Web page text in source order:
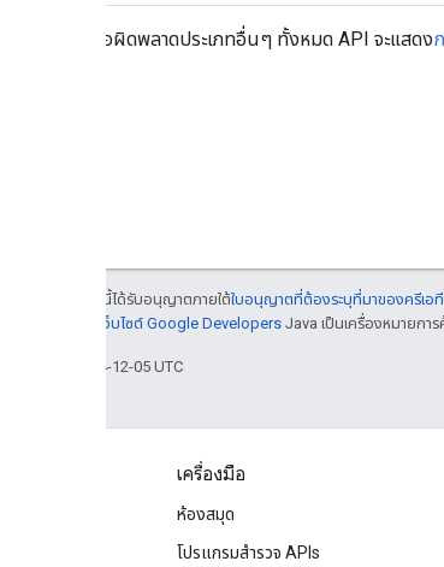
สําหรับข้อผิดพลาดประเภทอื่นๆ ทั้งหมด API จะแสดง
เนื้อหาของหน้าเว็บนี้ได้รับอนุญาตภายใต้ใบอนุญาตที่ต้องระบุที่มาของครีเ
นโยบายเว็บไซต์ Google Developers Java เป็นเครื่องหมายกา
อัปเดตล่าสุด 2024-12-05 UTC
เครื่องมือ
ห้องสมุด
โปรแกรมสำรวจ APIs